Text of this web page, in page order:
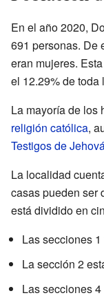
En el año 2020,
691 personas. De
eran mujeres.
el 12.29% de
La mayoría de los
religión católica,
Testigos de
La localidad
casas pueden ser
está dividido en
Las secciones
La sección 2
Las secciones